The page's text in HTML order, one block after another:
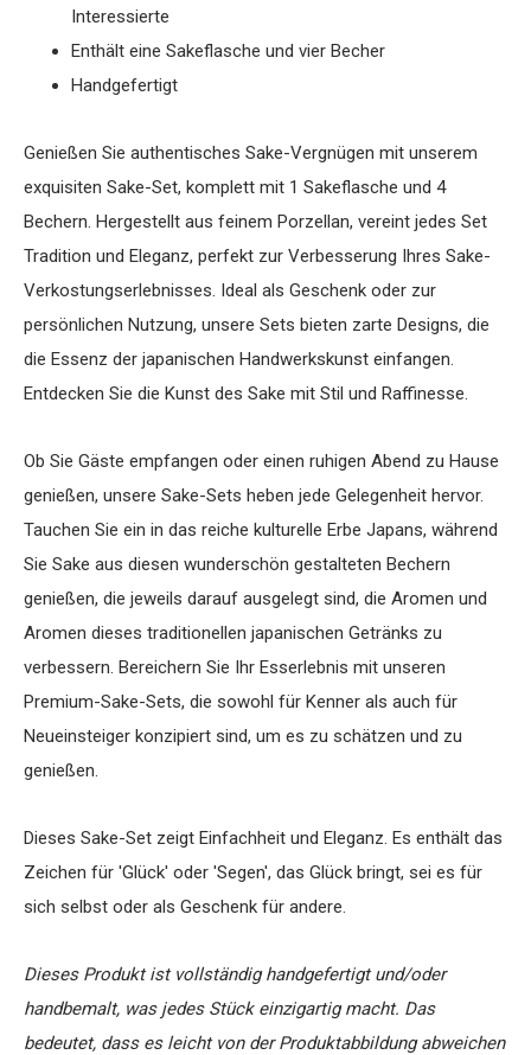
Interessierte
Enthält eine Sakeflasche und vier Becher
Handgefertigt
Genießen Sie authentisches Sake-Vergnügen mit unserem
exquisiten Sake-Set, komplett mit 1 Sakeflasche und 4
Bechern. Hergestellt aus feinem Porzellan, vereint jedes Set
Tradition und Eleganz, perfekt zur Verbesserung Ihres Sake-
Verkostungserlebnisses. Ideal als Geschenk oder zur
persönlichen Nutzung, unsere Sets bieten zarte Designs, die
die Essenz der japanischen Handwerkskunst einfangen.
Entdecken Sie die Kunst des Sake mit Stil und Raffinesse.
Ob Sie Gäste empfangen oder einen ruhigen Abend zu Hause
genießen, unsere Sake-Sets heben jede Gelegenheit hervor.
Tauchen Sie ein in das reiche kulturelle Erbe Japans, während
Sie Sake aus diesen wunderschön gestalteten Bechern
genießen, die jeweils darauf ausgelegt sind, die Aromen und
Aromen dieses traditionellen japanischen Getränks zu
verbessern. Bereichern Sie Ihr Esserlebnis mit unseren
Premium-Sake-Sets, die sowohl für Kenner als auch für
Neueinsteiger konzipiert sind, um es zu schätzen und zu
genießen.
Dieses Sake-Set zeigt Einfachheit und Eleganz. Es enthält das
Zeichen für 'Glück' oder 'Segen', das Glück bringt, sei es für
sich selbst oder als Geschenk für andere.
Dieses Produkt ist vollständig handgefertigt und/oder
handbemalt, was jedes Stück einzigartig macht. Das
bedeutet, dass es leicht von der Produktabbildung abweichen